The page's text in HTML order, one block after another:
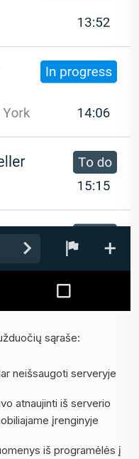
sąraše:
neišsaugoti serveryje
atnaujinti iš serverio
įrenginyje
iš programėlės į